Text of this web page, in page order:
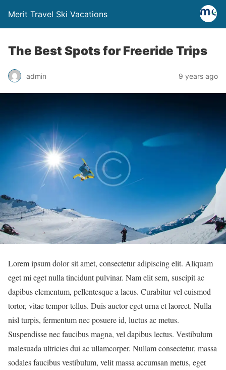
Merit Travel Ski Vacations
The Best Spots for Freeride Trips
admin 9 years ago
Lorem ipsum dolor sit amet, consectetur adipiscing elit. Aliquam
eget mi eget nulla tincidunt pulvinar. Nam elit sem, suscipit ac
dapibus elementum, pellentesque a lacus. Curabitur vel euismod
tortor, vitae tempor tellus. Duis auctor eget urna et laoreet. Nulla
nisl turpis, fermentum nec posuere id, luctus ac metus.
Suspendisse nec faucibus magna, vel dapibus lectus. Vestibulum
malesuada ultricies dui ac ullamcorper. Nullam consectetur, massa
sodales faucibus vestibulum, velit massa accumsan metus, eget